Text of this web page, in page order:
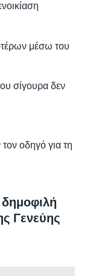
μέσω του
σίγουρα δεν
οδηγό για τη
δημοφιλή
Γενεύης